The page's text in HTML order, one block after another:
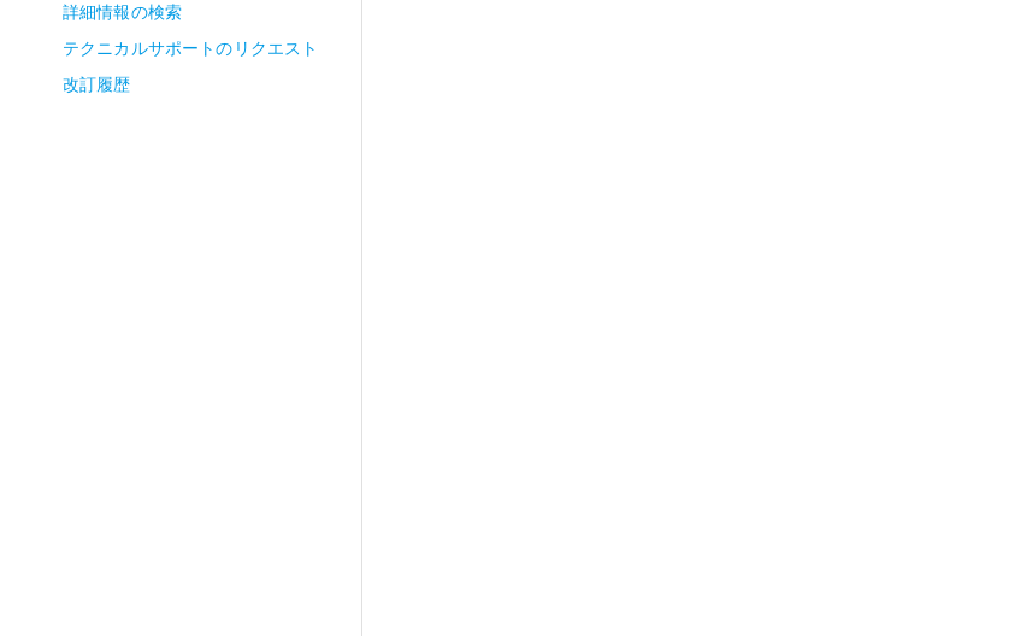
詳細情報の検索
テクニカルサポートのリクエスト
改訂履歴